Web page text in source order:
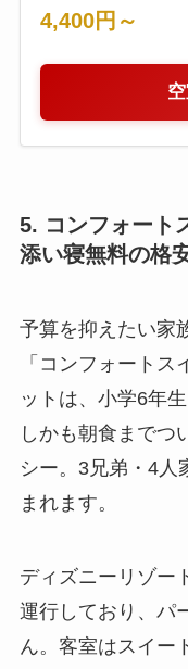
4,400円～
5. コンフォート
添い寝無料の格
予算を抑えたい家
「コンフォート
ットは、小学6年
しかも朝食までつ
シー。3兄弟・4人
まれます。
ディズニーリゾー
運行しており、パ
ん。客室はスイー